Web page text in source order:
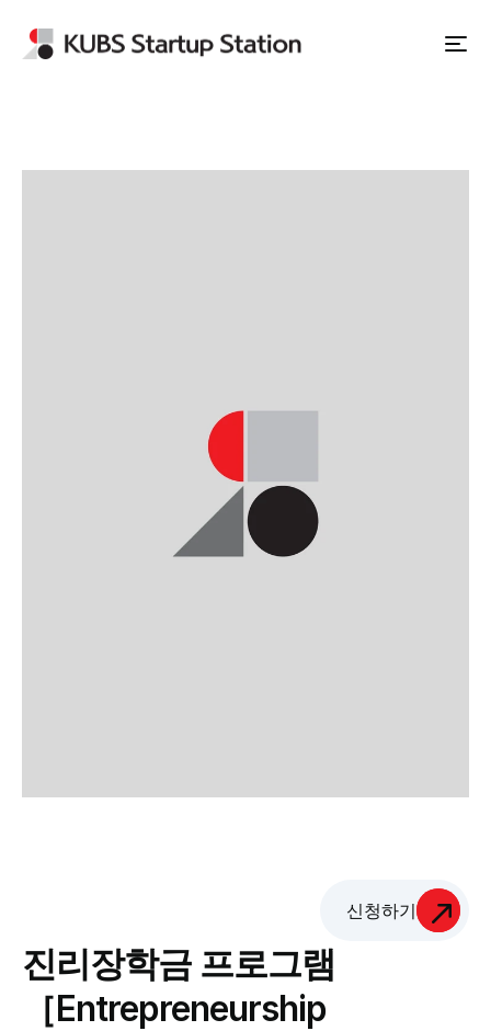
Apply to Station
신청하기
진리장학금 프로그램
［Entrepreneurship